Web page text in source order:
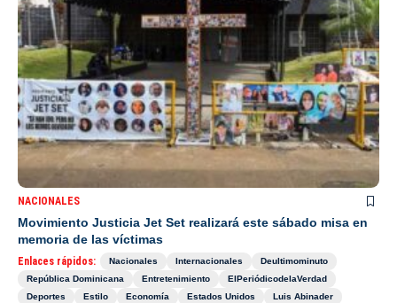
NACIONALES
Movimiento Justicia Jet Set realizará este sábado misa en
memoria de las víctimas
Enlaces rápidos: Nacionales Internacionales
Deultimominuto
República Dominicana
Entretenimiento
ElPeriódicodelaVerdad
Deportes
Estilo Economía Estados Unidos
Luis Abinader